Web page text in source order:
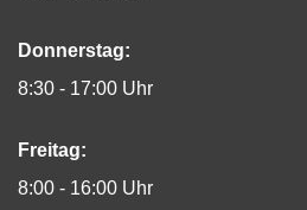
Donnerstag:
8:30 - 17:00 Uhr
Freitag:
8:00 - 16:00 Uhr